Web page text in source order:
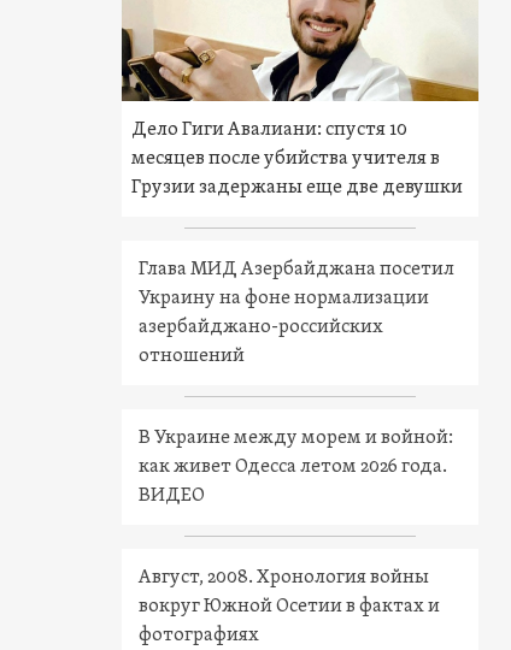
Дело Гиги Авалиани: спустя 10
месяцев после убийства учителя в
Грузии задержаны еще две девушки
Глава МИД Азербайджана посетил
Украину на фоне нормализации
азербайджано-российских
отношений
В Украине между морем и войной:
как живет Одесса летом 2026 года.
ВИДЕО
Август, 2008. Хронология войны
вокруг Южной Осетии в фактах и
фотографиях